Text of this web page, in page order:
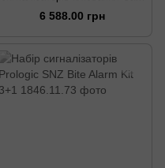
Pro Q5 4+1
6 588.00 грн